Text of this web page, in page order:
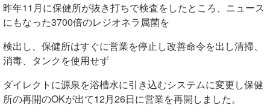
昨年11月に保健所が抜き打ちで検査をしたところ、ニュース
にもなった3700倍のレジオネラ属菌を
検出し、保健所はすぐに営業を停止し改善命令を出し清掃、
消毒、タンクを使用せず
ダイレクトに源泉を浴槽水に引き込むシステムに変更し保健
所の再開のOKが出て12月26日に営業を再開しました。